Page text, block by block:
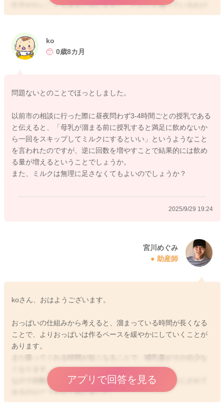
仕方がないこともあると思いますし、どんどん減っているわけ
ではなく、お子さんのペースでじわじわ増えている様子は見ら
様にも思いました。
はないように思いますよ。
吸ってくれる時間が短くなっていることがある様でしたら、そ
の分回数をもう少し増やしてみたり、授乳回数はわからないの
ですが、夜間も寝ぼけている間に勧めて飲んでもらってみるの
もいいと思います。
回数でトータルの哺乳量が稼げることもあると思います。
2025/9/29 9:32
ko
0歳8カ月
問題ないとのことでほっとしました。
以前市の相談に行った際に昼夜問わず3-4時間ごとの授乳である
と伝えると、「母乳が溜まる前に授乳すると満足に飲めないか
ら一回をスキップしてミルクにするといい」というようなこと
を言われたのですが、逆に回数を増やすことで結果的には飲め
る量が増えるということでしょうか。
また、ミルクは無理に足さなくてもよいのでしょうか？
2025/9/29 19:24
宮川めぐみ
助産師
koさん、おはようございます。
おっぱいの仕組みから考えると、溜まっている時間が長くなる
ことで、よりおっぱいは作るペースを緩やかにしていくことが
あります。
また吸ってくれる時間が短くなることで、哺乳量がその分少な
くなります。
なので回数を増やしてみて、その分哺乳量を稼ぐようにされて
みるのはどうかなと思いました。
結果的に哺乳量が増えるのではと考えました。
アプリで回答を見る